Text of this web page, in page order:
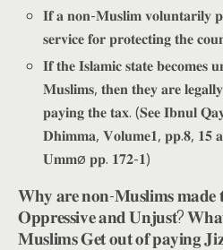
𝐈𝐟 𝐚 𝐧𝐨𝐧-𝐌𝐮𝐬𝐥𝐢𝐦 𝐯𝐨𝐥𝐮𝐧𝐭𝐚𝐫𝐢𝐥𝐲
𝐬𝐞𝐫𝐯𝐢𝐜𝐞 𝐟𝐨𝐫 𝐩𝐫𝐨𝐭𝐞𝐜𝐭𝐢𝐧𝐠 𝐭𝐡𝐞
𝐈𝐟 𝐭𝐡𝐞 𝐈𝐬𝐥𝐚𝐦𝐢𝐜 𝐬𝐭𝐚𝐭𝐞 𝐛𝐞𝐜𝐨𝐦𝐞𝐬
𝐌𝐮𝐬𝐥𝐢𝐦𝐬, 𝐭𝐡𝐞𝐧 𝐭𝐡𝐞𝐲 𝐚𝐫𝐞
𝐩𝐚𝐲𝐢𝐧𝐠 𝐭𝐡𝐞 𝐭𝐚𝐱. (𝐒𝐞𝐞 𝐈𝐛𝐧𝐮𝐥
𝐃𝐡𝐢𝐦𝐦𝐚, 𝐕𝐨𝐥𝐮𝐦𝐞𝟏, 𝐩𝐩.𝟖, 𝟏𝟓
𝐔𝐦𝐦ø 𝐩𝐩. 𝟏𝟕𝟐-𝟏)
𝐖𝐡𝐲 𝐚𝐫𝐞 𝐧𝐨𝐧-𝐌𝐮𝐬𝐥𝐢𝐦𝐬 𝐦𝐚𝐝𝐞 𝐭𝐨
𝐎𝐩𝐩𝐫𝐞𝐬𝐬𝐢𝐯𝐞 𝐚𝐧𝐝 𝐔𝐧𝐣𝐮𝐬𝐭?
𝐌𝐮𝐬𝐥𝐢𝐦𝐬 𝐆𝐞𝐭 𝐨𝐮𝐭 𝐨𝐟 𝐩𝐚𝐲𝐢𝐧𝐠